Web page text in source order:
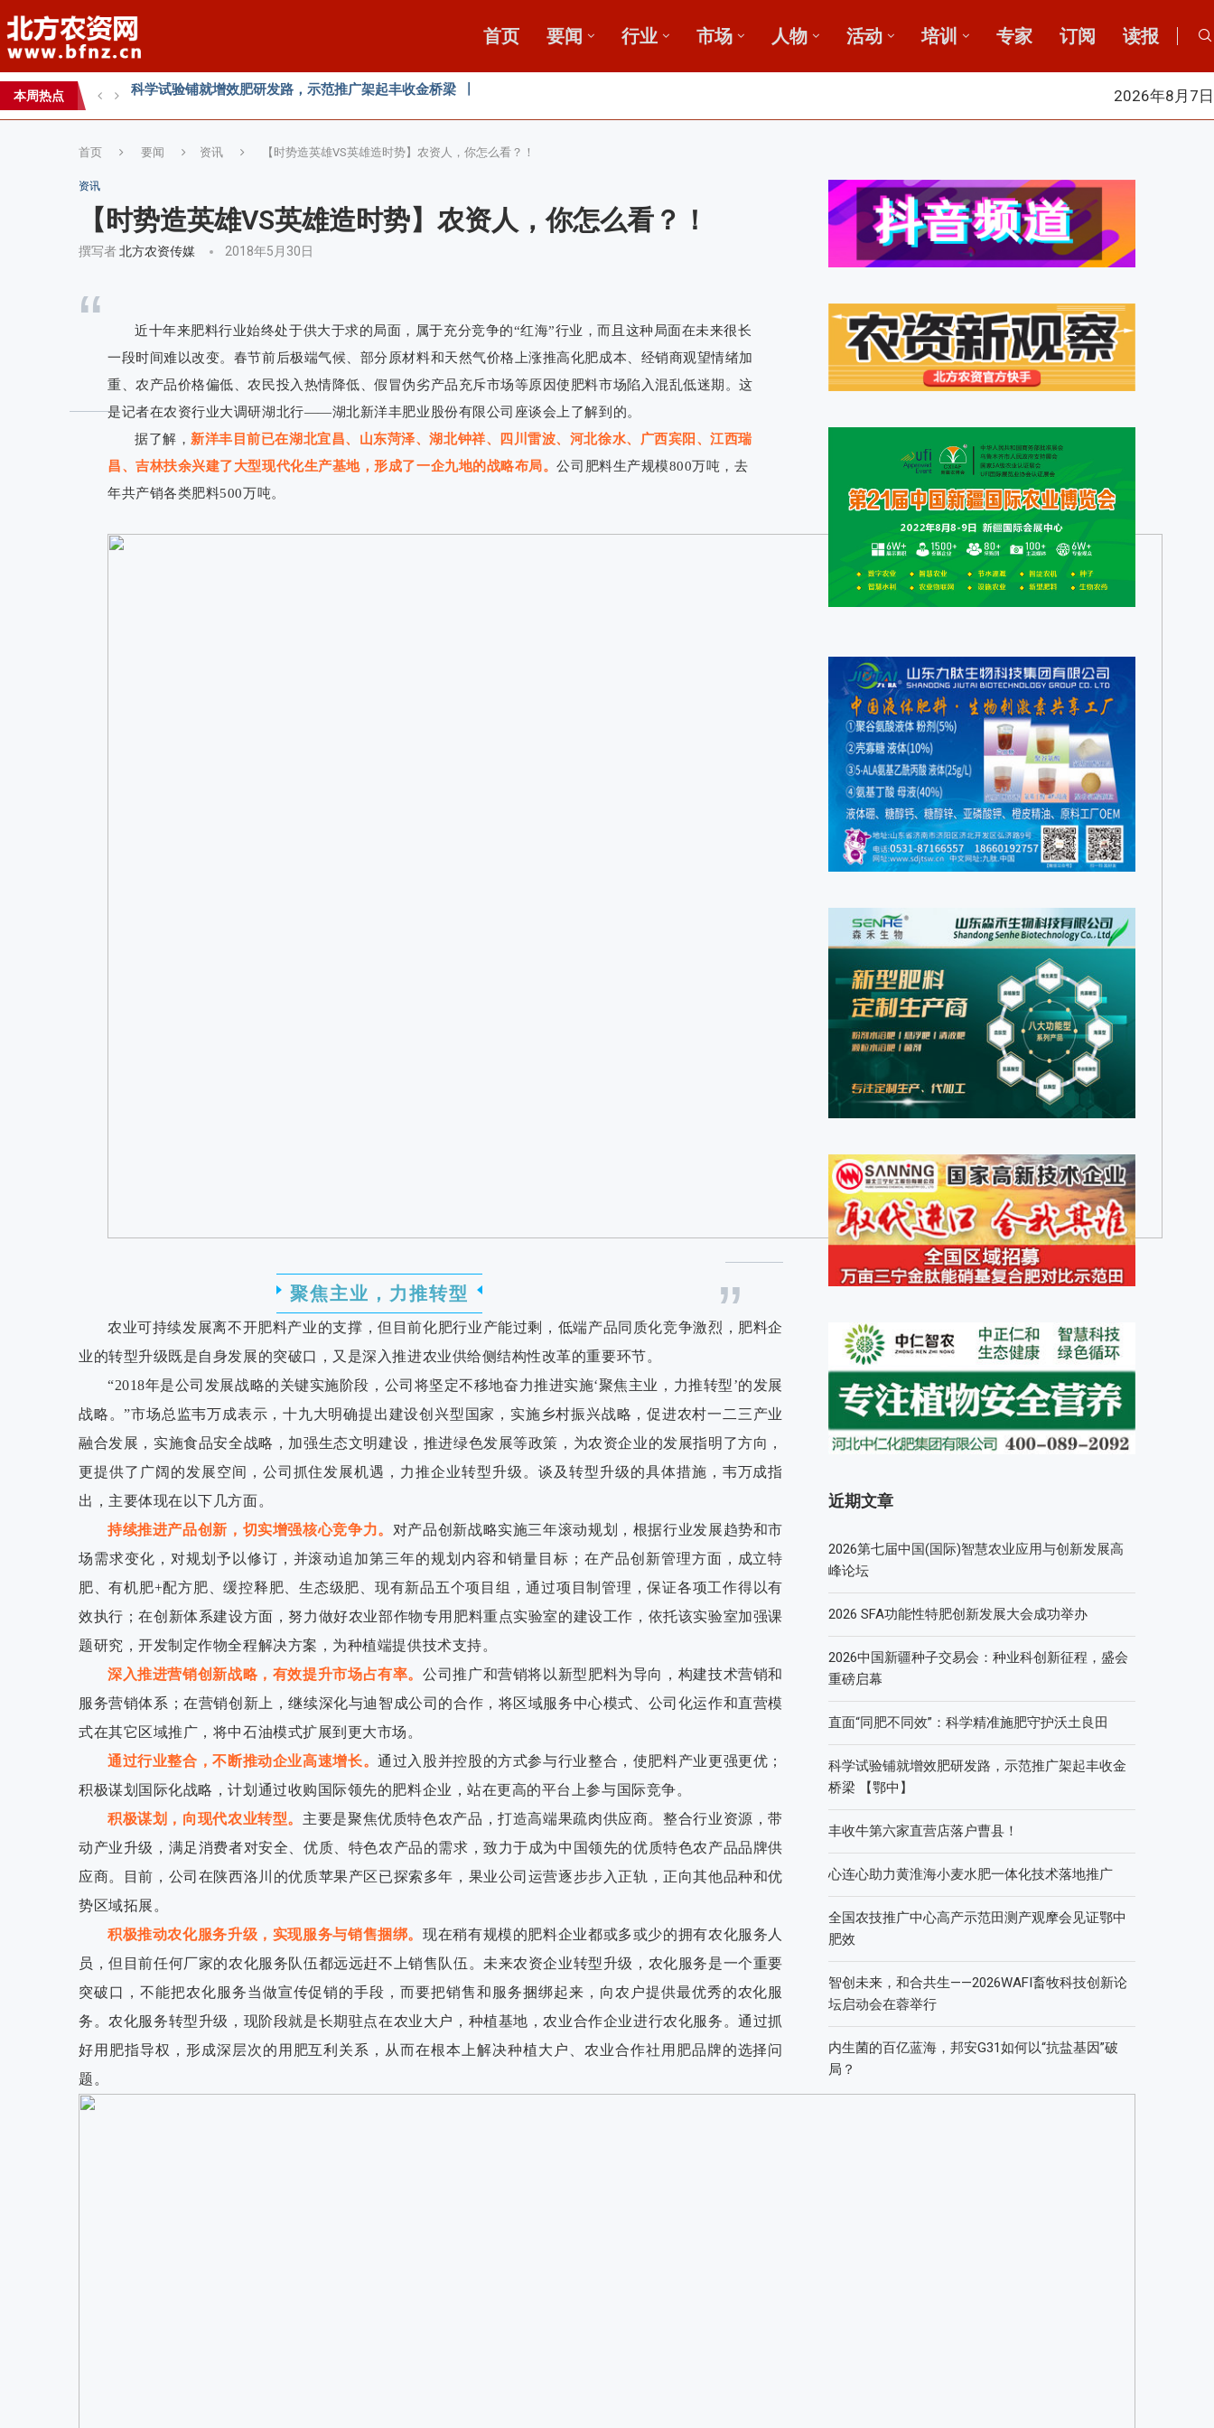
首页 要闻 行业 市场 人物 活动 培训 专家 订阅 读报
本周热点
全国农技推广中心高产示范田测产观摩会见证鄂中肥效
2026年8月7日
首页 要闻 资讯 【时势造英雄VS英雄造时势】农资人，你怎么看？！
资讯
【时势造英雄VS英雄造时势】农资人，你怎么看？！
撰写者北方农资传媒 2018年5月30日
“
近十年来肥料行业始终处于供大于求的局面，属于充分竞争的“红海”行业，而且这种局面在未来很长
一段时间难以改变。春节前后极端气候、部分原材料和天然气价格上涨推高化肥成本、经销商观望情绪加
重、农产品价格偏低、农民投入热情降低、假冒伪劣产品充斥市场等原因使肥料市场陷入混乱低迷期。这
是记者在农资行业大调研湖北行——湖北新洋丰肥业股份有限公司座谈会上了解到的。
据了解， 新洋丰目前已在湖北宜昌、山东菏泽、湖北钟祥、四川雷波、河北徐水、广西宾阳、江西瑞
昌、吉林扶余兴建了大型现代化生产基地，形成了一企九地的战略布局。公司肥料生产规模800万吨，去
年共产销各类肥料500万吨。
”
聚焦主业，力推转型
农业可持续发展离不开肥料产业的支撑，但目前化肥行业产能过剩，低端产品同质化竞争激烈，肥料企
业的转型升级既是自身发展的突破口，又是深入推进农业供给侧结构性改革的重要环节。
“2018年是公司发展战略的关键实施阶段，公司将坚定不移地奋力推进实施‘聚焦主业，力推转型’的发展
战略。”市场总监韦万成表示，十九大明确提出建设创兴型国家，实施乡村振兴战略，促进农村一二三产业
融合发展，实施食品安全战略，加强生态文明建设，推进绿色发展等政策，为农资企业的发展指明了方向，
更提供了广阔的发展空间，公司抓住发展机遇，力推企业转型升级。谈及转型升级的具体措施，韦万成指
出，主要体现在以下几方面。
持续推进产品创新，切实增强核心竞争力。 对产品创新战略实施三年滚动规划，根据行业发展趋势和市
场需求变化，对规划予以修订，并滚动追加第三年的规划内容和销量目标；在产品创新管理方面，成立特
肥、有机肥+配方肥、缓控释肥、生态级肥、现有新品五个项目组，通过项目制管理，保证各项工作得以有
效执行；在创新体系建设方面，努力做好农业部作物专用肥料重点实验室的建设工作，依托该实验室加强课
题研究，开发制定作物全程解决方案，为种植端提供技术支持。
深入推进营销创新战略，有效提升市场占有率。公司推广和营销将以新型肥料为导向，构建技术营销和
服务营销体系；在营销创新上，继续深化与迪智成公司的合作，将区域服务中心模式、公司化运作和直营模
式在其它区域推广，将中石油模式扩展到更大市场。
通过行业整合，不断推动企业高速增长。通过入股并控股的方式参与行业整合，使肥料产业更强更优；
积极谋划国际化战略，计划通过收购国际领先的肥料企业，站在更高的平台上参与国际竞争。
积极谋划，向现代农业转型。 主要是聚焦优质特色农产品，打造高端果疏肉供应商。整合行业资源，带
动产业升级，满足消费者对安全、优质、特色农产品的需求，致力于成为中国领先的优质特色农产品品牌供
应商。目前，公司在陕西洛川的优质苹果产区已探索多年，果业公司运营逐步步入正轨，正向其他品种和优
势区域拓展。
积极推动农化服务升级，实现服务与销售捆绑。现在稍有规模的肥料企业都或多或少的拥有农化服务人
员，但目前任何厂家的农化服务队伍都远远赶不上销售队伍。未来农资企业转型升级，农化服务是一个重要
突破口，不能把农化服务当做宣传促销的手段，而要把销售和服务捆绑起来，向农户提供最优秀的农化服
务。农化服务转型升级，现阶段就是长期驻点在农业大户，种植基地，农业合作企业进行农化服务。通过抓
好用肥指导权，形成深层次的用肥互利关系，从而在根本上解决种植大户、农业合作社用肥品牌的选择问
题。
近期文章
2026第七届中国(国际)智慧农业应用与创新发展高
峰论坛
2026 SFA功能性特肥创新发展大会成功举办
2026中国新疆种子交易会：种业科创新征程，盛会
重磅启幕
直面“同肥不同效”：科学精准施肥守护沃土良田
科学试验铺就增效肥研发路，示范推广架起丰收金
桥梁 【鄂中】
丰收牛第六家直营店落户曹县！
心连心助力黄淮海小麦水肥一体化技术落地推广
全国农技推广中心高产示范田测产观摩会见证鄂中
肥效
智创未来，和合共生——2026WAFI畜牧科技创新论
坛启动会在蓉举行
内生菌的百亿蓝海，邦安G31如何以“抗盐基因”破
局？